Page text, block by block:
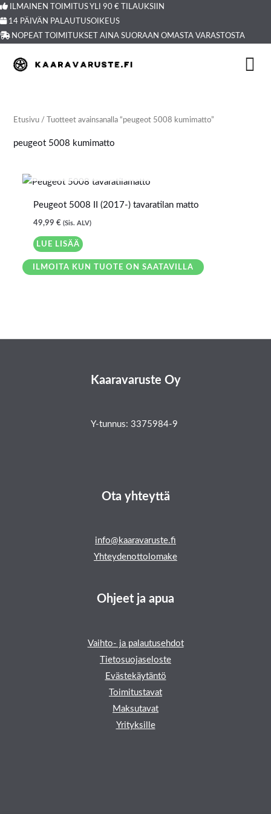
ILMAINEN TOIMITUS YLI 90 € TILAUKSIIN
14 PÄIVÄN PALAUTUSOIKEUS
NOPEAT TOIMITUKSET AINA SUORAAN OMASTA VARASTOSTA
Siirry
sisältöön
Etusivu / Tuotteet avainsanalla “peugeot 5008 kumimatto”
peugeot 5008 kumimatto
Peugeot 5008 II (2017-) tavaratilan matto
49,99 € (Sis. ALV)
LUE LISÄÄ
ILMOITA KUN TUOTE ON SAATAVILLA
Kaaravaruste Oy
Y-tunnus: 3375984-9
Ota yhteyttä
info@kaaravaruste.fi
Yhteydenottolomake
Ohjeet ja apua
Vaihto- ja palautusehdot
Tietosuojaseloste
Evästekäytäntö
Toimitustavat
Maksutavat
Yrityksille